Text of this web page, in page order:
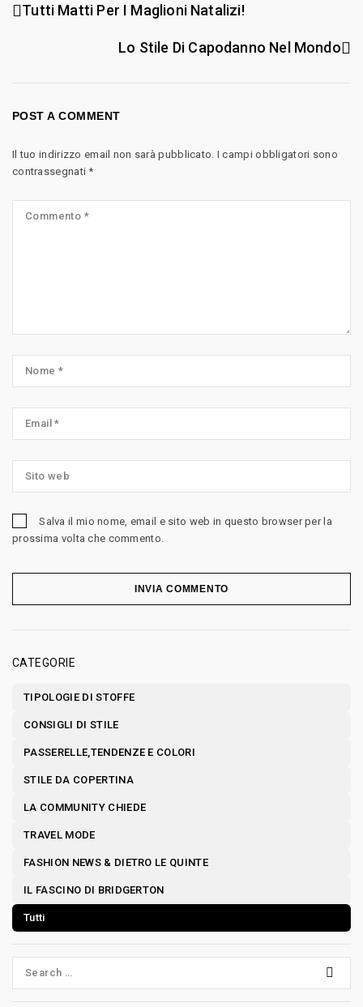
Tutti Matti Per I Maglioni Natalizi!
Lo Stile Di Capodanno Nel Mondo
POST A COMMENT
Il tuo indirizzo email non sarà pubblicato. I campi obbligatori sono
contrassegnati*
Salva il mio nome, email e sito web in questo browser per la
prossima volta che commento.
INVIA COMMENTO
CATEGORIE
TIPOLOGIE DI STOFFE
CONSIGLI DI STILE
PASSERELLE,TENDENZE E COLORI
STILE DA COPERTINA
LA COMMUNITY CHIEDE
TRAVEL MODE
FASHION NEWS & DIETRO LE QUINTE
IL FASCINO DI BRIDGERTON
Tutti